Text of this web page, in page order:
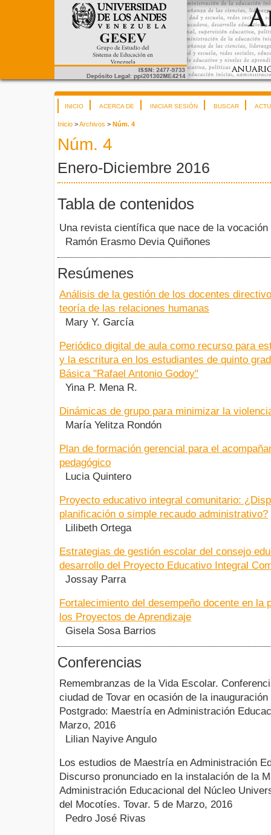
INICIO ACERCA DE INICIAR SESIÓN BUSCAR
Inicio >Archivos > Núm. 4
Núm. 4
Enero-Diciembre 2016
Tabla de contenidos
Una revista científica que nace de la
Ramón Erasmo Devia Quiñones
Resúmenes
Análisis de la gestión de los docentes
teoría de las relaciones humanas
Mary Y. García
Periódico digital de aula como recurso para
y la escritura en los estudiantes de quinto
Básica "Rafael Antonio Godoy"
Yina P. Mena R.
Dinámicas de grupo para minimizar la
María Yelitza Rondón
Plan de formación gerencial para el
pedagógico
Lucia Quintero
Proyecto educativo integral comunitario:
planificación o simple recaudo administrativo?
Lilibeth Ortega
Estrategias de gestión escolar del consejo
desarrollo del Proyecto Educativo Integral
Jossay Parra
Fortalecimiento del desempeño docente en la
los Proyectos de Aprendizaje
Gisela Sosa Barrios
Conferencias
Remembranzas de la Vida Escolar.
ciudad de Tovar en ocasión de la
Postgrado: Maestría en Administración
Marzo, 2016
Lilian Nayive Angulo
Los estudios de Maestría en Administración
Discurso pronunciado en la instalación de la
Administración Educacional del Núcleo
del Mocotíes. Tovar. 5 de Marzo, 2016
Pedro José Rivas